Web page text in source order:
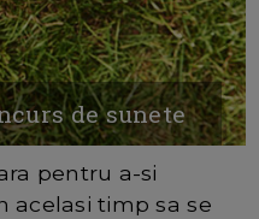
de sunete
pentru a-si
acelasi timp sa se